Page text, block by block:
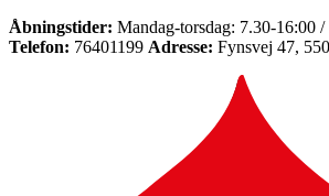
Åbningstider: Mandag-torsdag: 7.30-16:00
Telefon: 76401199 Adresse: Fynsvej 47,